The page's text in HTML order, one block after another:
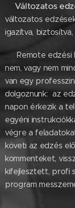
Változatos
változatos
igazítva,
⚪ Remote
nem, vagy nem
van egy
dolgoznunk: az
napon érkezik a
egyéni
végre a
követi az edzés
kommenteket,
kifejlesztett, profi
program